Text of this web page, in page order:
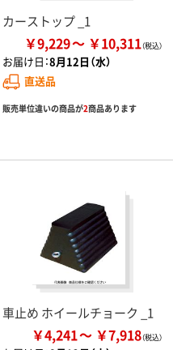
カーストップ _1
￥9,229 ￥10,311
お届け日：8月12日（水）
直送品
販売単位違いの商品が2商品あります
車止め ホイールチョーク _1
￥4,241 ￥7,918